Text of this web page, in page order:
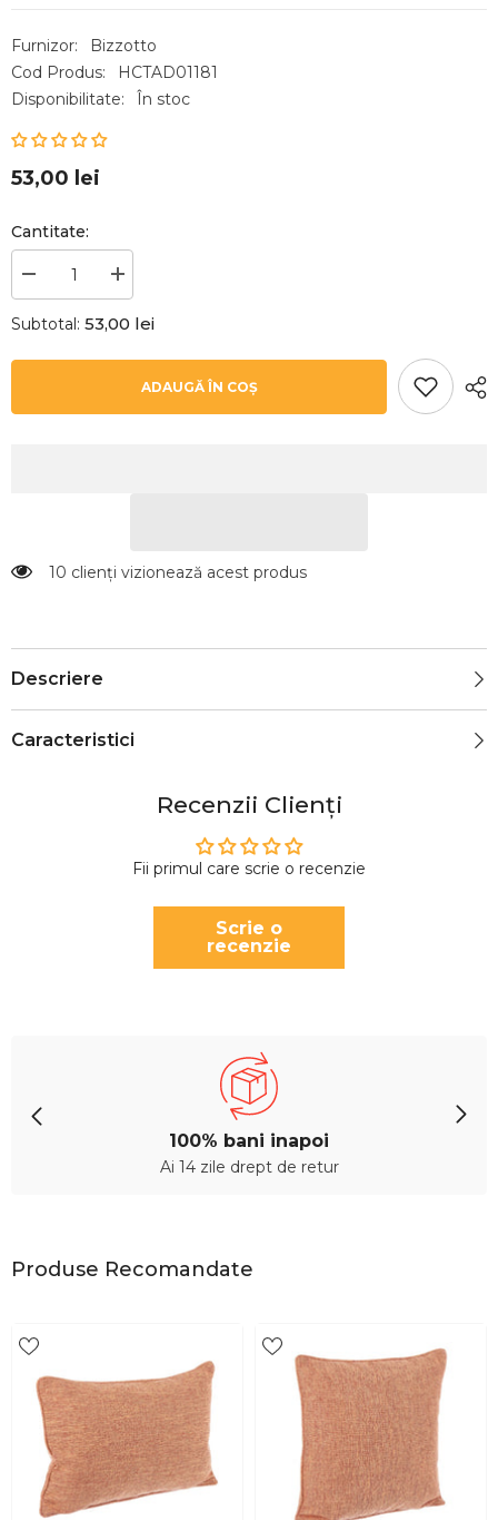
Furnizor:
Bizzotto
Cod Produs:
HCTAD01181
Disponibilitate:
În stoc
53,00 lei
Cantitate:
Reduceți
cantitatea
pentru
Perna
portocalie
40X40
Creșteți
cantitatea
pentru
Perna
portocalie
40X40
Subtotal: 53,00 lei
ADAUGĂ ÎN COȘ
10 clienți vizionează acest produs
Descriere
Caracteristici
Recenzii Clienți
Fii primul care scrie o recenzie
Scrie o
recenzie
100% bani inapoi
Ai 14 zile drept de retur
Produse Recomandate